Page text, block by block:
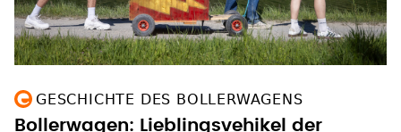
GESCHICHTE DES BOLLERWAGENS
Bollerwagen: Lieblingsvehikel der